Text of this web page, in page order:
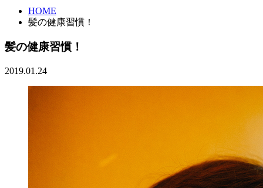
HOME
髪の健康習慣！
髪の健康習慣！
2019.01.24